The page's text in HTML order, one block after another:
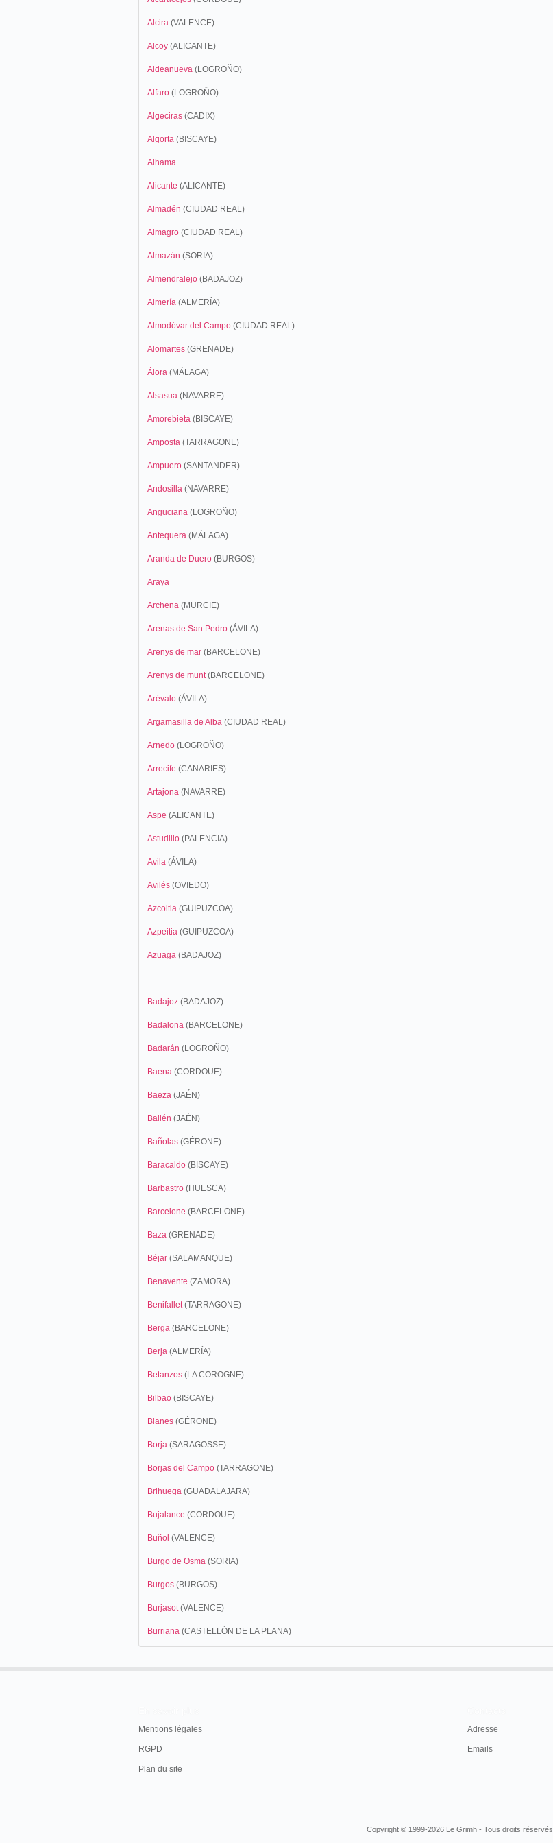
Alcira (VALENCE)
Alcoy (ALICANTE)
Aldeanueva (LOGROÑO)
Alfaro (LOGROÑO)
Algeciras (CADIX)
Algorta (BISCAYE)
Alhama
Alicante (ALICANTE)
Almadén (CIUDAD REAL)
Almagro (CIUDAD REAL)
Almazán (SORIA)
Almendralejo (BADAJOZ)
Almería (ALMERÍA)
Almodóvar del Campo (CIUDAD REAL)
Alomartes (GRENADE)
Álora (MÁLAGA)
Alsasua (NAVARRE)
Amorebieta (BISCAYE)
Amposta (TARRAGONE)
Ampuero (SANTANDER)
Andosilla (NAVARRE)
Anguciana (LOGROÑO)
Antequera (MÁLAGA)
Aranda de Duero (BURGOS)
Araya
Archena (MURCIE)
Arenas de San Pedro (ÁVILA)
Arenys de mar (BARCELONE)
Arenys de munt(BARCELONE)
Arévalo (ÁVILA)
Argamasilla de Alba (CIUDAD REAL)
Arnedo (LOGROÑO)
Arrecife (CANARIES)
Artajona (NAVARRE)
Aspe (ALICANTE)
Astudillo (PALENCIA)
Avila (ÁVILA)
Avilés (OVIEDO)
Azcoitia (GUIPUZCOA)
Azpeitia (GUIPUZCOA)
Azuaga (BADAJOZ)
Badajoz (BADAJOZ)
Badalona (BARCELONE)
Badarán (LOGROÑO)
Baena (CORDOUE)
Baeza (JAÉN)
Bailén (JAÉN)
Bañolas (GÉRONE)
Baracaldo (BISCAYE)
Barbastro (HUESCA)
Barcelone (BARCELONE)
Baza (GRENADE)
Béjar (SALAMANQUE)
Benavente (ZAMORA)
Benifallet(TARRAGONE)
Berga (BARCELONE)
Berja (ALMERÍA)
Betanzos (LA COROGNE)
Bilbao (BISCAYE)
Blanes (GÉRONE)
Borja (SARAGOSSE)
Borjas del Campo (TARRAGONE)
Brihuega (GUADALAJARA)
Bujalance (CORDOUE)
Buñol (VALENCE)
Burgo de Osma (SORIA)
Burgos (BURGOS)
Burjasot(VALENCE)
Burriana (CASTELLÓN DE LA PLANA)
Mentions légales
RGPD
Plan du site
Adresse
Emails
Copyright © 1999-2026 Le Grimh - Tous droits réservés.